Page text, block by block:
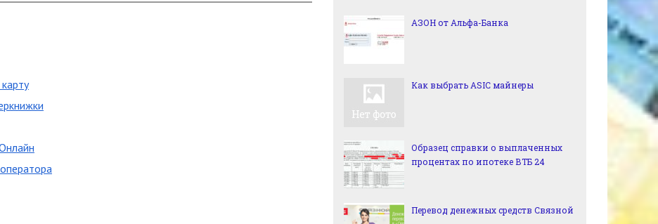
АЗОН от Альфа-Банка
Как выбрать ASIC майнеры
Образец справки о выплаченных
процентах по ипотеке ВТБ 24
Перевод денежных средств Связной